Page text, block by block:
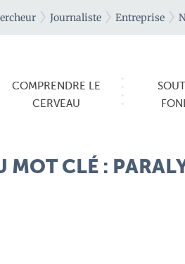
Journaliste Entreprise
COMPRENDRE LE
CERVEAU
MOT CLÉ :